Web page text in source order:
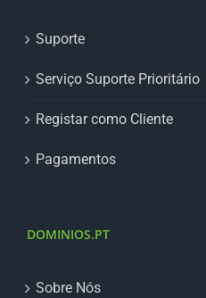
Suporte
Serviço Suporte Prioritário
Registar como Cliente
Pagamentos
DOMINIOS.PT
Sobre Nós